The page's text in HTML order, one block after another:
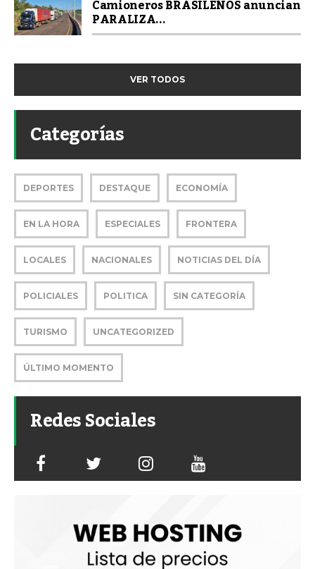
Camioneros BRASILEÑOS anuncian
PARALIZA...
VER TODOS
Categorías
DEPORTES DESTAQUE ECONOMÍA
EN LA HORA ESPECIALES FRONTERA
LOCALES NACIONALES NOTICIAS DEL DÍA
POLICIALES POLITICA SIN CATEGORÍA
TURISMO UNCATEGORIZED
ÚLTIMO MOMENTO
Redes Sociales